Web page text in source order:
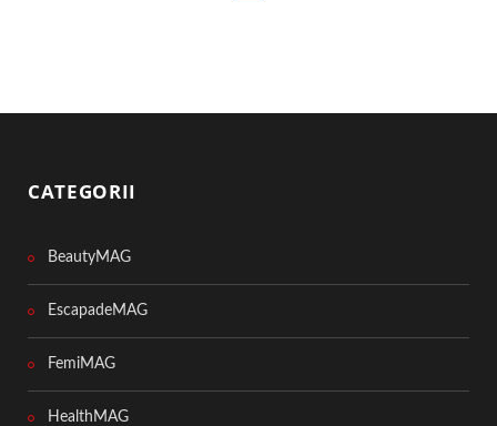
CATEGORII
BeautyMAG
EscapadeMAG
FemiMAG
HealthMAG